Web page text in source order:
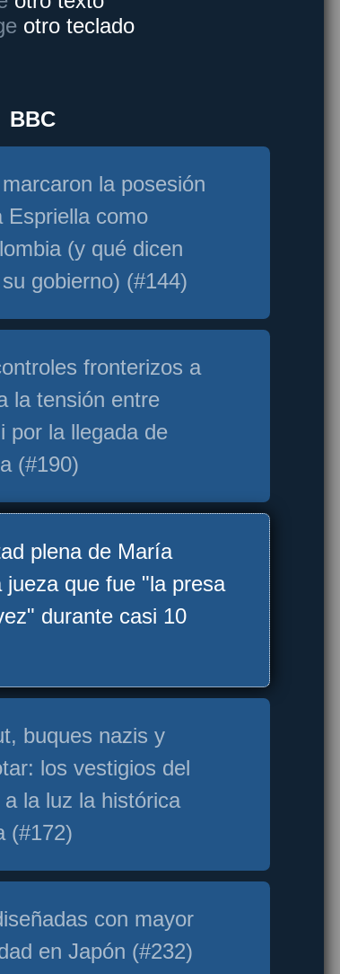
otro teclado
BBC
la posesión
Espriella como
(y qué dicen
gobierno) (#144)
fronterizos a
la tensión entre
por la llegada de
(#190)
plena de María
jueza que fue "la presa
durante casi 10
buques nazis y
los vestigios del
la luz la histórica
(#172)
con mayor
en Japón (#232)